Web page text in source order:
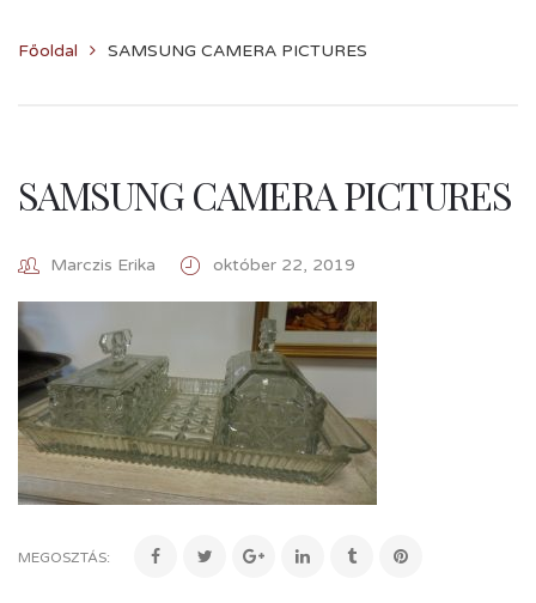
Főoldal SAMSUNG CAMERA PICTURES
SAMSUNG CAMERA PICTURES
Marczis Erika október 22, 2019
MEGOSZTÁS: